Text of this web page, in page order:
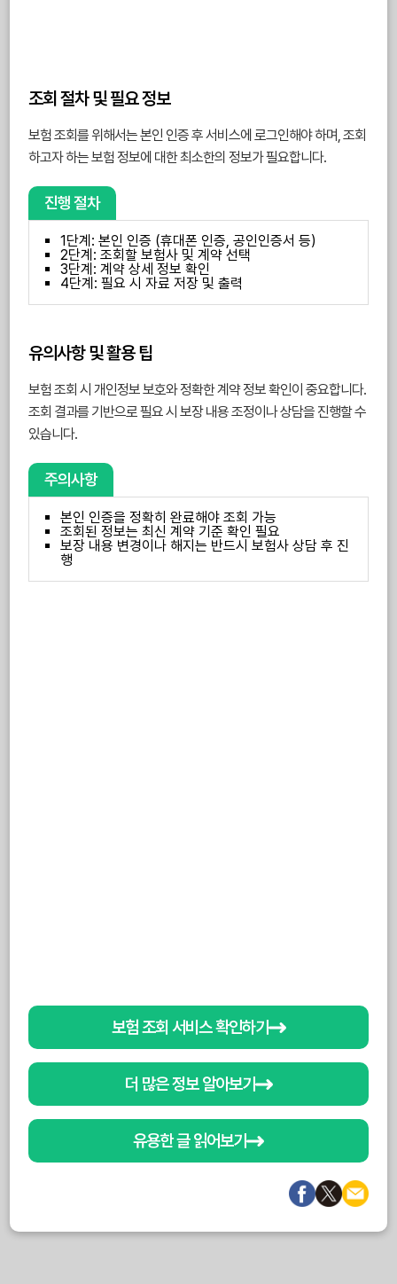
조회 절차 및 필요 정보
보험 조회를 위해서는 본인 인증 후 서비스에 로그인해야 하며, 조회
하고자 하는 보험 정보에 대한 최소한의 정보가 필요합니다.
진행 절차
1단계: 본인 인증 (휴대폰 인증, 공인인증서 등)
2단계: 조회할 보험사 및 계약 선택
3단계: 계약 상세 정보 확인
4단계: 필요 시 자료 저장 및 출력
유의사항 및 활용 팁
보험 조회 시 개인정보 보호와 정확한 계약 정보 확인이 중요합니다.
조회 결과를 기반으로 필요 시 보장 내용 조정이나 상담을 진행할 수
있습니다.
주의사항
본인 인증을 정확히 완료해야 조회 가능
조회된 정보는 최신 계약 기준 확인 필요
보장 내용 변경이나 해지는 반드시 보험사 상담 후 진
행
보험 조회 서비스 확인하기
더 많은 정보 알아보기
유용한 글 읽어보기